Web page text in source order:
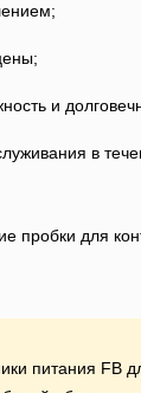
и
в
пробки для
питания FB